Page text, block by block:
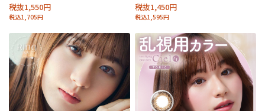
税抜1,550円
税込1,705円
税抜1,450円
税込1,595円